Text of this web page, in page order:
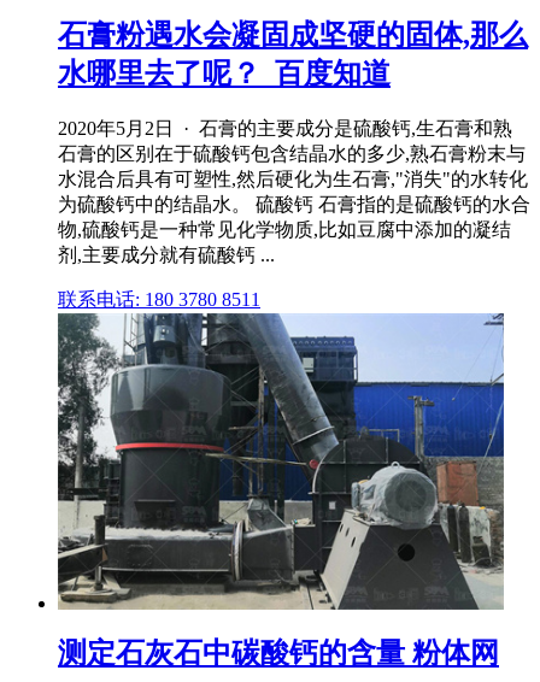
石膏粉遇水会凝固成坚硬的固体,那么
水哪里去了呢？_百度知道
2020年5月2日 · 石膏的主要成分是硫酸钙,生石膏和熟
石膏的区别在于硫酸钙包含结晶水的多少,熟石膏粉末与
水混合后具有可塑性,然后硬化为生石膏,"消失"的水转化
为硫酸钙中的结晶水。 硫酸钙 石膏指的是硫酸钙的水合
物,硫酸钙是一种常见化学物质,比如豆腐中添加的凝结
剂,主要成分就有硫酸钙 ...
联系电话: 180 3780 8511
测定石灰石中碳酸钙的含量 粉体网